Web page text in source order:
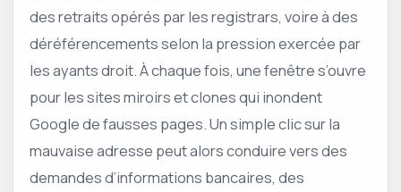
des retraits opérés par les registrars, voire à des
déréférencements selon la pression exercée par
les ayants droit. À chaque fois, une fenêtre s’ouvre
pour les sites miroirs et clones qui inondent
Google de fausses pages. Un simple clic sur la
mauvaise adresse peut alors conduire vers des
demandes d’informations bancaires, des